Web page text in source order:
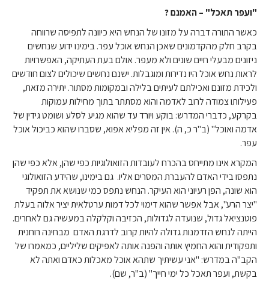
"ועפר תאכל" – האמנם ?
כאשר התורה דברה על מזונו של הנחש היא כיוונה לתפיסה שרווחה
בקרב חלק מהקדמונים שאכן הנחש אוכל עפר. בימינו ידוע שנחשים
ניזונים מבעלי חיים שונים ולא מעפר. אולם בעת העתיקה, האפשרויות
לראות נחש אוכל היו נדירות ומוגבלות. ישנם נחשים שיכולים לצום חודשים
ולכידת מזונם ואכילתם לעיתים בלילה ובמקומות מסתור. יתירה מזאת,
פעילותו צמודה לרוב לאדמה והוא מסתתר בתוך מחילות עמוקות
בקרקע, כדברי המדרש: בוקע ויורד עד שהוא מגיע לסלע ושומט גידין של
אדמה ואוכל" (ב"ר כ, ה). אין זה מפליא אפוא, שסברו שהוא כביכול אוכל
עפר.
המקרא אינו מתייחס בהכרח לעובדות הזואולוגיות כפי שהן, אלא כפי שהן
נתפסו בידי האדם להעברת המסרים אליו. גם בימינו, שהידע הזואולוגי
הוא שונה, הפן רעיוני הוא העיקר. הנחש נתפס כמי שנושא את תפקיד
"יצר הרע", אבל אפשר שהוא דימוי לכל דמות ערטלאית יציר אלוה בעלת
פוטנציאל גדול, שנועדה לגדולות, הכזיבה וקלקלה במעשיה גם לאחרים.
הייתה לנחש הזדמנות גדולה להיות קרוב לדרגת האדם מבחינה רוחנית
ותפקודית והוא החמיץ אותה והפנה אותה לאפיקים שליליים, כמאמרו של
הקב"ה במדרש: "אני עשיתיך שתהא אוכל מאכלות כאדם ואתה לא
בקשת, ועפר תאכל כל ימי חייך" (ב"ר, שם).